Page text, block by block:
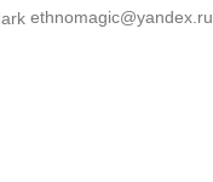
ethnomagic@yandex.ru